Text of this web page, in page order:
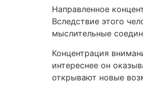
Направленное
Вследствие этого
мыслительные
Концентрация
интереснее он
открывают новые